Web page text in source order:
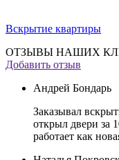
Вскрытие квартиры
ОТЗЫВЫ НАШИХ
Добавить отзыв
Андрей Бондарь
Заказывал
открыл двери за
работает как